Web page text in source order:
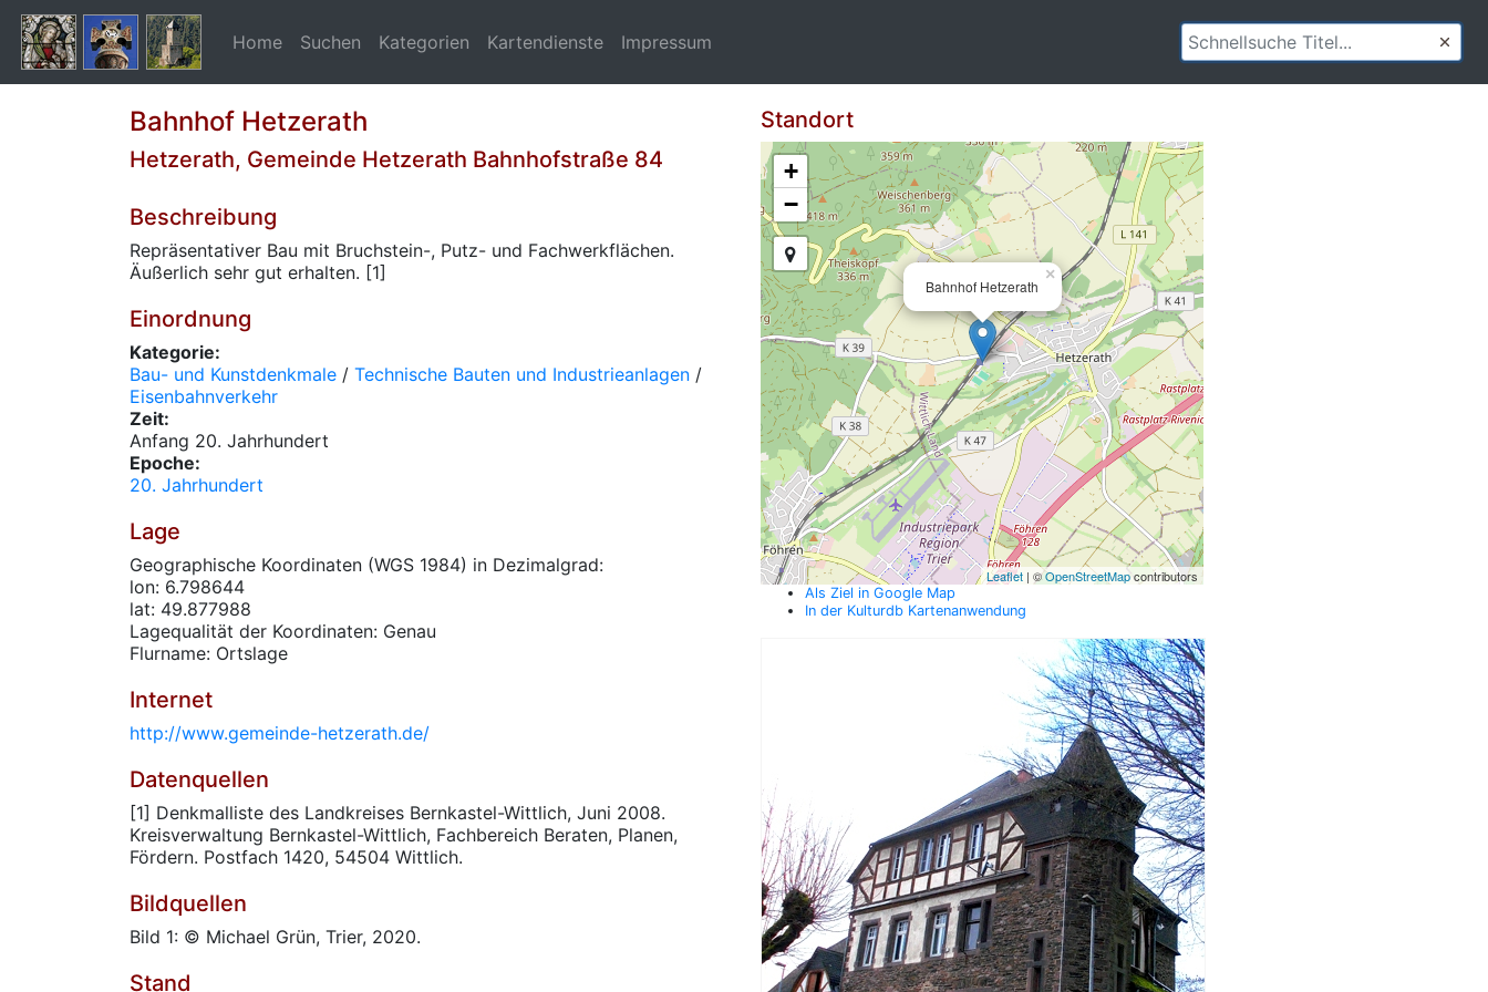
Home Suchen Kategorien Kartendienste Impressum
Bahnhof Hetzerath
Hetzerath, Gemeinde Hetzerath Bahnhofstraße 84
Beschreibung
Repräsentativer Bau mit Bruchstein-, Putz- und Fachwerkflächen.
Äußerlich sehr gut erhalten. [1]
Einordnung
Kategorie:
Bau- und Kunstdenkmale / Technische Bauten und Industrieanlagen /
Eisenbahnverkehr
Zeit:
Anfang 20. Jahrhundert
Epoche:
20. Jahrhundert
Lage
Geographische Koordinaten (WGS 1984) in Dezimalgrad:
lon: 6.798644
lat: 49.877988
Lagequalität der Koordinaten: Genau
Flurname: Ortslage
Internet
http://www.gemeinde-hetzerath.de/
Datenquellen
[1] Denkmalliste des Landkreises Bernkastel-Wittlich, Juni 2008.
Kreisverwaltung Bernkastel-Wittlich, Fachbereich Beraten, Planen,
Fördern. Postfach 1420, 54504 Wittlich.
Bildquellen
Bild 1: © Michael Grün, Trier, 2020.
Stand
Standort
Bahnhof Hetzerath
×
+
−
Leaflet | ©OpenStreetMapcontributors
Als Ziel in Google Map
In der Kulturdb Kartenanwendung